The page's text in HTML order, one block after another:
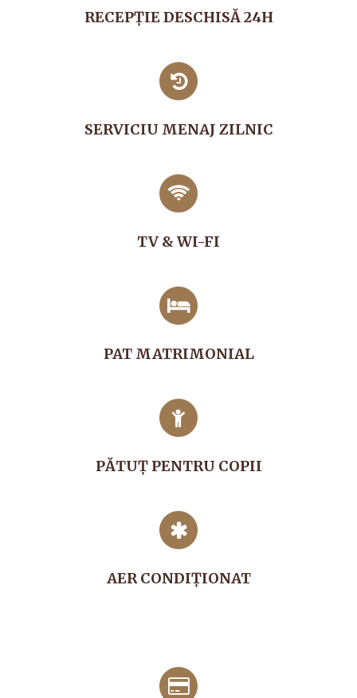
RECEPŢIE DESCHISĂ 24H
SERVICIU MENAJ ZILNIC
TV & WI-FI
PAT MATRIMONIAL
PĂTUŢ PENTRU COPII
AER CONDIŢIONAT